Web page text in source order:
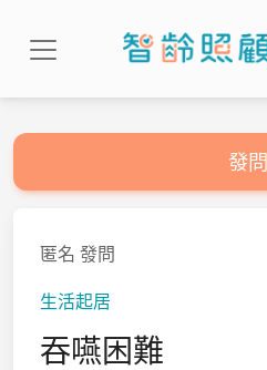
發問
匿名 發問
生活起居
吞嚥困難